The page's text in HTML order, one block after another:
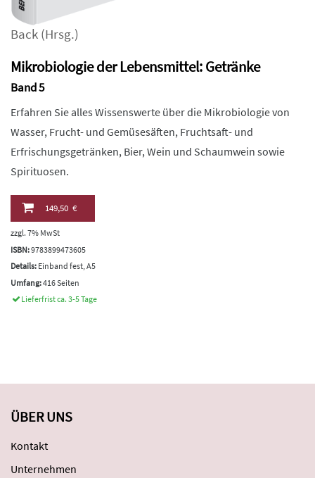
Back (Hrsg.)
Mikrobiologie der Lebensmittel: Getränke
Band 5
Erfahren Sie alles Wissenswerte über die Mikrobiologie von
Wasser, Frucht- und Gemüsesäften, Fruchtsaft- und
Erfrischungsgetränken, Bier, Wein und Schaumwein sowie
Spirituosen.
149,50 €
zzgl. 7% MwSt
ISBN:9783899473605
Details: Einband fest, A5
Umfang:416 Seiten
Lieferfrist ca. 3-5 Tage
ÜBER UNS
Kontakt
Unternehmen